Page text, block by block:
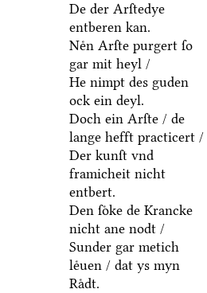
De der Arſtedye
entberen kan.
Neͤn Arſte purgert ſo
gar mit heyl /
He nimpt des guden
ock ein deyl.
Doch ein Arſte / de
lange hefft practicert /
Der kunſt vnd
framicheit nicht
entbert.
Den ſoͤke de Krancke
nicht ane nodt /
Sunder gar metich
leͤuen / dat ys myn
Raͤdt.